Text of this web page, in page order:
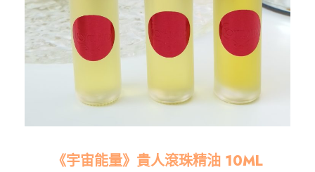
《宇宙能量》貴人滾珠精油 10ML